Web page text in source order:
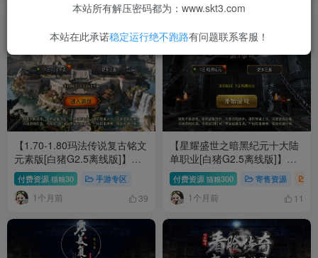
【1.70-1.80玛法传说复古铭文
元素版[白猪G2.5离线版]】战
神引擎WIN服务端+GM工具
+充值后台+双端+架设教程
付费资源 猫粮30 手游专区
1个月前 39
【星耀盛世之暗黑纪元十大陆
单职业[白猪G2.5离线版]】战
神引擎WIN服务端+GM工具
+充值后台+双端+架设教程
付费资源 猫粮300 寄售资源
1个月前 11
本站所有解压密码都为：www.skt3.com
本站在此承诺稳定运行绝不跑路有问题联系客服！